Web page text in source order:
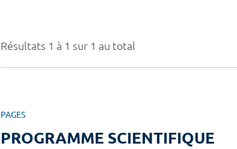
Résultats 1 à 1 sur 1 au total
PAGES
PROGRAMME SCIENTIFIQUE